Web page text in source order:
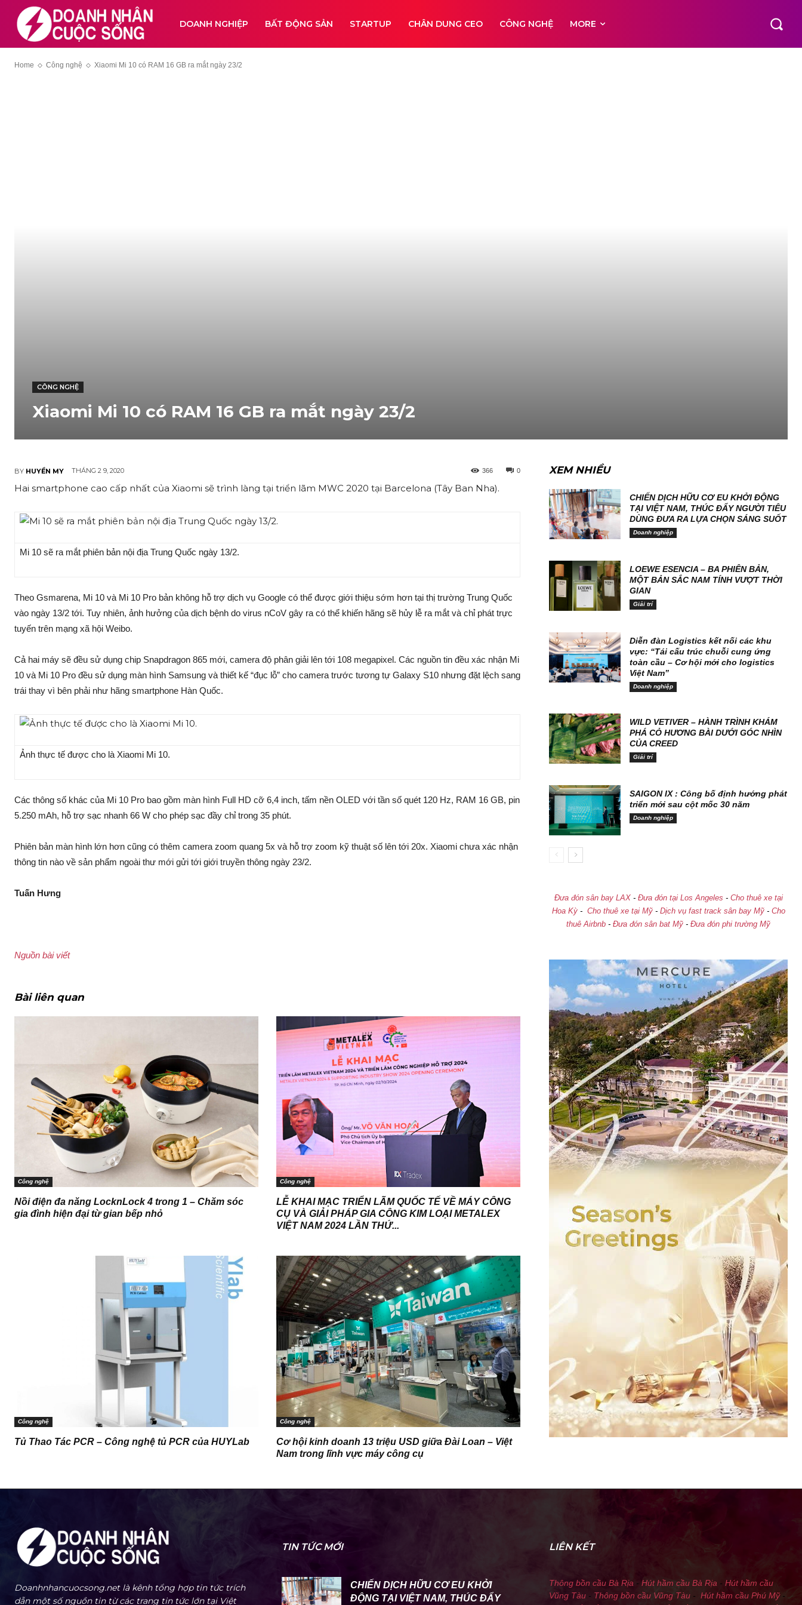
DOANH NGHIỆP BẤT ĐỘNG SẢN STARTUP CHÂN DUNG CEO CÔNG NGHỆ MORE
Home Công nghệ Xiaomi Mi 10 có RAM 16 GB ra mắt ngày 23/2
CÔNG NGHỆ
Xiaomi Mi 10 có RAM 16 GB ra mắt ngày 23/2
BY HUYỀN MY THÁNG 2 9, 2020 0
366
Hai smartphone cao cấp nhất của Xiaomi sẽ trình làng tại triển lãm MWC 2020 tại Barcelona (Tây Ban Nha).
Mi 10 sẽ ra mắt phiên bản nội địa Trung Quốc ngày 13/2.
Theo Gsmarena, Mi 10 và Mi 10 Pro bản không hỗ trợ dịch vụ Google có thể được giới thiệu sớm hơn tại thị trường Trung Quốc
vào ngày 13/2 tới. Tuy nhiên, ảnh hưởng của dịch bệnh do virus nCoV gây ra có thể khiến hãng sẽ hủy lễ ra mắt và chỉ phát trực
tuyến trên mạng xã hội Weibo.
Cả hai máy sẽ đều sử dụng chip Snapdragon 865 mới, camera độ phân giải lên tới 108 megapixel. Các nguồn tin đều xác nhận Mi
10 và Mi 10 Pro đều sử dụng màn hình Samsung và thiết kế “đục lỗ” cho camera trước tương tự Galaxy S10 nhưng đặt lệch sang
trái thay vì bên phải như hãng smartphone Hàn Quốc.
Ảnh thực tế được cho là Xiaomi Mi 10.
Các thông số khác của Mi 10 Pro bao gồm màn hình Full HD cỡ 6,4 inch, tấm nền OLED với tần số quét 120 Hz, RAM 16 GB, pin
5.250 mAh, hỗ trợ sạc nhanh 66 W cho phép sạc đầy chỉ trong 35 phút.
Phiên bản màn hình lớn hơn cũng có thêm camera zoom quang 5x và hỗ trợ zoom kỹ thuật số lên tới 20x. Xiaomi chưa xác nhận
thông tin nào về sản phẩm ngoài thư mới gửi tới giới truyền thông ngày 23/2.
Tuấn Hưng
Nguồn bài viết
Bài liên quan
Công nghệ
Nồi điện đa năng LocknLock 4 trong 1 – Chăm sóc
gia đình hiện đại từ gian bếp nhỏ
Công nghệ
LỄ KHAI MẠC TRIỂN LÃM QUỐC TẾ VỀ MÁY CÔNG
CỤ VÀ GIẢI PHÁP GIA CÔNG KIM LOẠI METALEX
VIỆT NAM 2024 LẦN THỨ...
Công nghệ
Tủ Thao Tác PCR – Công nghệ tủ PCR của HUYLab
Công nghệ
Cơ hội kinh doanh 13 triệu USD giữa Đài Loan – Việt
Nam trong lĩnh vực máy công cụ
XEM NHIỀU
CHIẾN DỊCH HỮU CƠ EU KHỞI ĐỘNG
TẠI VIỆT NAM, THÚC ĐẨY NGƯỜI TIÊU
DÙNG ĐƯA RA LỰA CHỌN SÁNG SUỐT
Doanh nghiệp
LOEWE ESENCIA – BA PHIÊN BẢN,
MỘT BẢN SẮC NAM TÍNH VƯỢT THỜI
GIAN
Giải trí
Diễn đàn Logistics kết nối các khu
vực: “Tái cấu trúc chuỗi cung ứng
toàn cầu – Cơ hội mới cho logistics
Việt Nam”
Doanh nghiệp
WILD VETIVER – HÀNH TRÌNH KHÁM
PHÁ CỎ HƯƠNG BÀI DƯỚI GÓC NHÌN
CỦA CREED
Giải trí
SAIGON IX : Công bố định hướng phát
triển mới sau cột mốc 30 năm
Doanh nghiệp
Đưa đón sân bay LAX - Đưa đón tại Los Angeles - Cho thuê xe tại
Hoa Kỳ- Cho thuê xe tại Mỹ- Dịch vụ fast track sân bay Mỹ- Cho
thuê Airbnb - Đưa đón sân bat Mỹ - Đưa đón phi trường Mỹ
Doanhnhancuocsong.net là kênh tổng hợp tin tức trích
dẫn một số nguồn tin từ các trang tin tức lớn tại Việt
TIN TỨC MỚI
CHIẾN DỊCH HỮU CƠ EU KHỞI
ĐỘNG TẠI VIỆT NAM, THÚC ĐẨY
LIÊN KẾT
Thông bồn cầu Bà Rịa - Hút hầm cầu Bà Rịa - Hút hầm cầu
Vũng Tàu - Thông bồn cầu Vũng Tàu - Hút hầm cầu Phú Mỹ-